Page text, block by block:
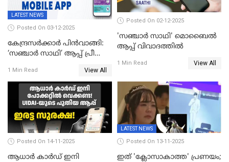
LATEST NEWS
Posted On 03-12-2025
കേന്ദ്രസർക്കാർ പിൻവാങ്ങി:
‘സഞ്ചാർ സാഥി’ ആപ്പ് പ്രീ
ഉത്തരവ് പിൻവലിച്ചു
1 Min Read View All
Posted On 02-12-2025
'സഞ്ചാർ സാഥി' മൊബൈല്‍
ആപ്പ് വിവാദത്തില്‍
1 Min Read View All
Posted On 14-11-2025
ആധാർ കാർഡ് ഇനി
LATEST NEWS
Posted On 13-11-2025
ഇത് 'ക്ലോസാകാത്ത' പ്രണയം;